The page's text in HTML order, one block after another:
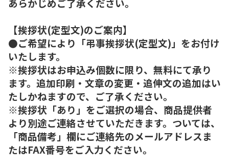
【挨拶状(定型文)のご案内】
●ご希望により「弔事挨拶状(定型文)」をお付け
いたします。
※挨拶状はお申込み個数に限り、無料にて承り
ます。追加印刷・文章の変更・追伸文の追加はい
たしかねますので、ご了承ください。
※挨拶状「あり」をご選択の場合、商品提供者
より別途ご連絡させていただきます。ついては、
「商品備考」欄にご連絡先のメールアドレスま
たはFAX番号をご入力ください。